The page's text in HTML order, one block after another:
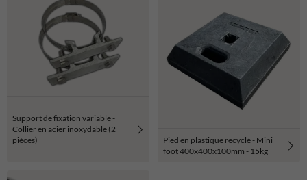
Support de fixation variable -
Collier en acier inoxydable (2
pièces)
Pied en plastique recyclé - Mini
foot 400x400x100mm - 15kg